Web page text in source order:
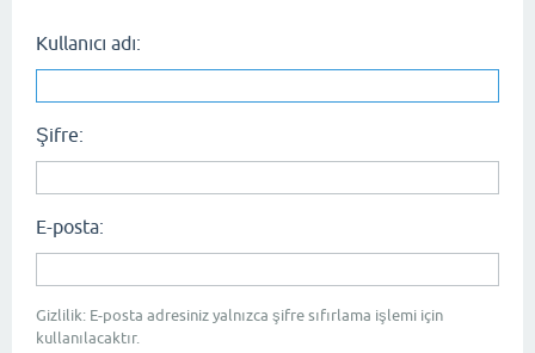
Kullanıcı adı:
Şifre:
E-posta:
Gizlilik: E-posta adresiniz yalnızca şifre sıfırlama işlemi için
kullanılacaktır.